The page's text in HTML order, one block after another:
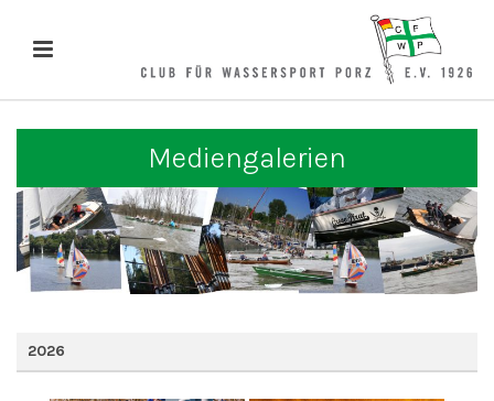
Mediengalerien
2026